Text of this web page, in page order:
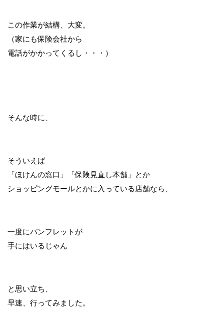
この作業が結構、大変。
（家にも保険会社から
電話がかかってくるし・・・）
そんな時に、
そういえば
「ほけんの窓口」「保険見直し本舗」とか
ショッピングモールとかに入っている店舗なら、
一度にパンフレットが
手にはいるじゃん
と思い立ち、
早速、行ってみました。